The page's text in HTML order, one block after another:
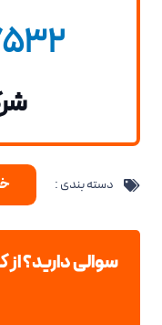
دسته بندی :
سوالی دارید؟ از